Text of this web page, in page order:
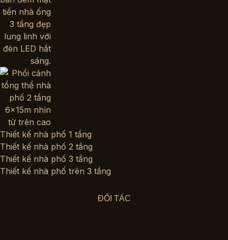
Thiết kế nhà phố 1 tầng
Thiết kế nhà phố 2 tầng
Thiết kế nhà phố 3 tầng
Thiết kế nhà phố trên 3 tầng
ĐỐI TÁC